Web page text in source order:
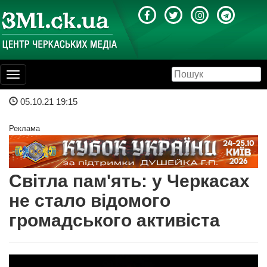
Toggle
navigation
05.10.21 19:15
Реклама
Cвітла пам'ять: у Черкасах
не стало відомого
громадського активіста